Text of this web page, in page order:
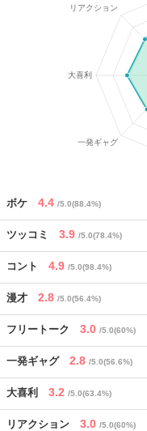
ボケ 4.4 /5.0(88.4%)
ツッコミ 3.9 /5.0(78.4%)
コント 4.9 /5.0(98.4%)
漫才 2.8 /5.0(56.4%)
フリートーク 3.0 /5.0(60%)
一発ギャグ 2.8 /5.0(56.6%)
大喜利 3.2 /5.0(63.4%)
リアクション 3.0 /5.0(60%)